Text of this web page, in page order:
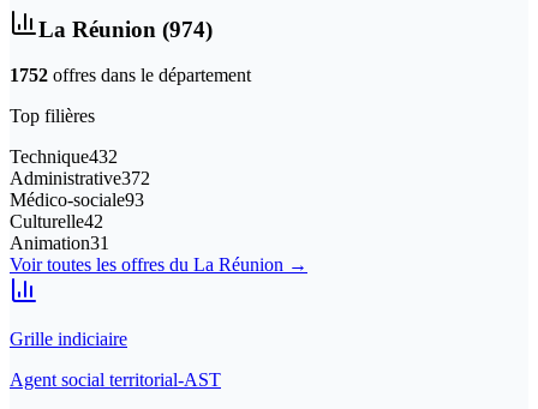
La Réunion (974)
1752 offres dans le département
Top filières
Technique432
Administrative372
Médico-sociale93
Culturelle42
Animation31
Voir toutes les offres du La Réunion →
Grille indiciaire
Agent social territorial-AST